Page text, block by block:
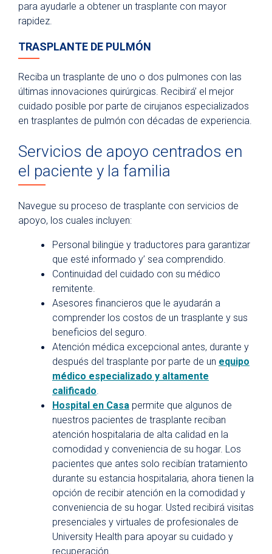
para ayudarle a obtener un trasplante con mayor
rapidez.
TRASPLANTE DE PULMÓN
Reciba un trasplante de uno o dos pulmones con las
últimas innovaciones quirúrgicas. Recibirá’ el mejor
cuidado posible por parte de cirujanos especializados
en trasplantes de pulmón con décadas de experiencia.
Servicios de apoyo centrados en
el paciente y la familia
Navegue su proceso de trasplante con servicios de
apoyo, los cuales incluyen:
Personal bilingüe y traductores para garantizar
que esté informado y’ sea comprendido.
Continuidad del cuidado con su médico
remitente.
Asesores financieros que le ayudarán a
comprender los costos de un trasplante y sus
beneficios del seguro.
Atención médica excepcional antes, durante y
después del trasplante por parte de un equipo
médico especializado y altamente
calificado
Hospital en Casa permite que algunos de
nuestros pacientes de trasplante reciban
atención hospitalaria de alta calidad en la
comodidad y conveniencia de su hogar. Los
pacientes que antes solo recibían tratamiento
durante su estancia hospitalaria, ahora tienen la
opción de recibir atención en la comodidad y
conveniencia de su hogar. Usted recibirá visitas
presenciales y virtuales de profesionales de
University Health para apoyar su cuidado y
recuperación.